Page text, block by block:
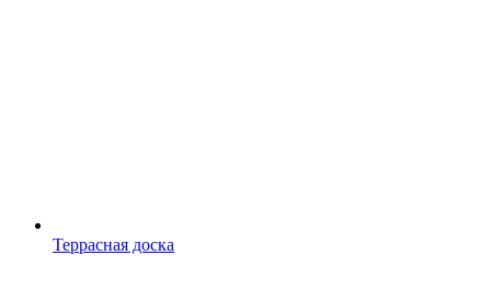
Террасная доска